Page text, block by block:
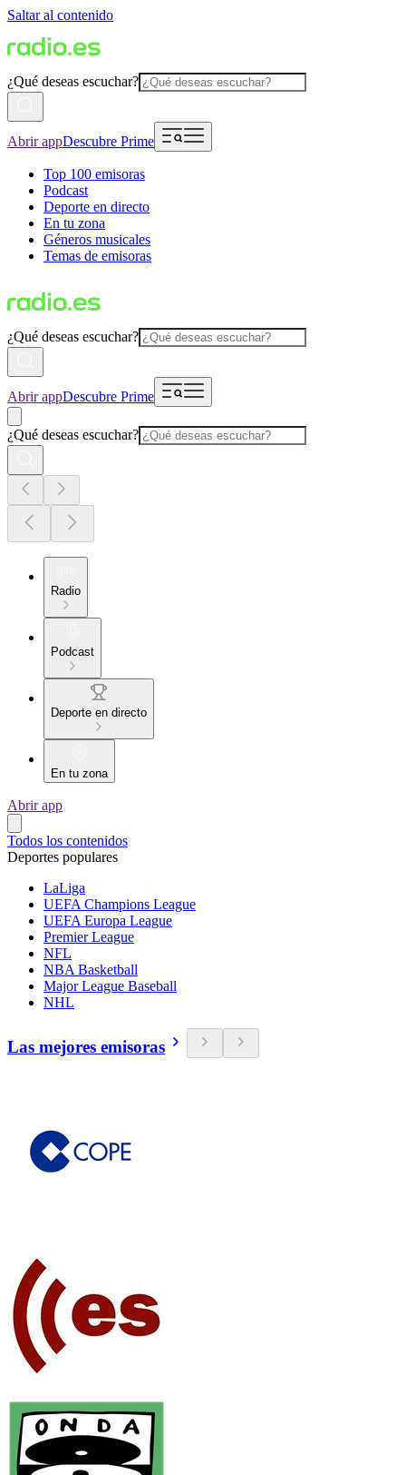
Saltar al contenido
¿Qué deseas escuchar?
Abrir appDescubre Prime
Top 100 emisoras
Podcast
Deporte en directo
En tu zona
Géneros musicales
Temas de emisoras
¿Qué deseas escuchar?
Abrir appDescubre Prime
¿Qué deseas escuchar?
Radio
Podcast
Deporte en directo
En tu zona
Abrir app
Todos los contenidos
Deportes populares
LaLiga
UEFA Champions League
UEFA Europa League
Premier League
NFL
NBA Basketball
Major League Baseball
NHL
Las mejores emisoras